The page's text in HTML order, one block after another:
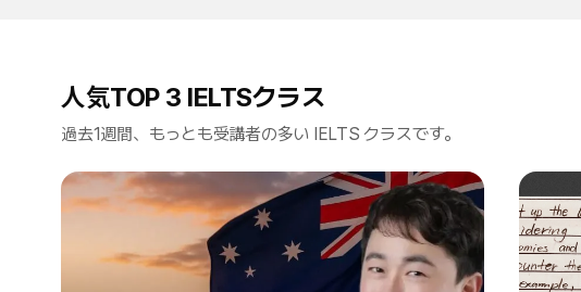
人気TOP 3 IELTSクラス
過去1週間、もっとも受講者の多い IELTS クラスです。